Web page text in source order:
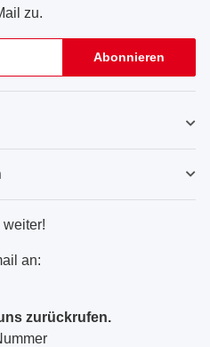
zu.
Abonnieren
an:
zurückrufen.